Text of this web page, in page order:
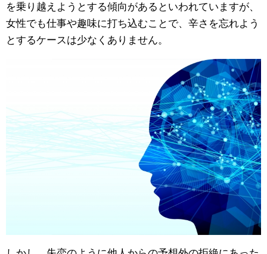
を乗り越えようとする傾向があるといわれていますが、
女性でも仕事や趣味に打ち込むことで、辛さを忘れよう
とするケースは少なくありません。